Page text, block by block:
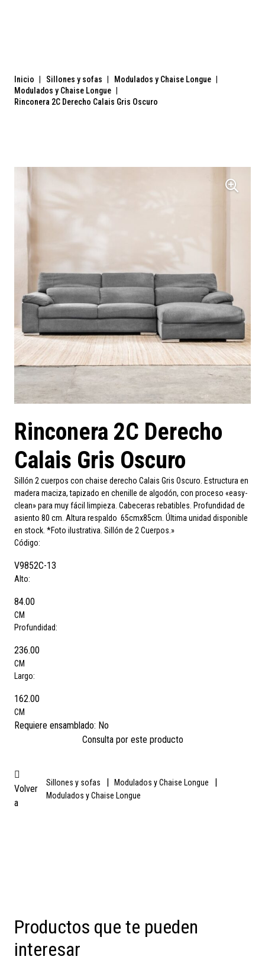
Inicio Sillones y sofas Modulados y Chaise Longue
Modulados y Chaise Longue
Rinconera 2C Derecho Calais Gris Oscuro
Rinconera 2C Derecho
Calais Gris Oscuro
Sillón 2 cuerpos con chaise derecho Calais Gris Oscuro. Estructura en
madera maciza, tapizado en chenille de algodón, con proceso «easy-
clean» para muy fácil limpieza. Cabeceras rebatibles. Profundidad de
asiento 80 cm. Altura respaldo 65cmx85cm. Última unidad disponible
en stock. *Foto ilustrativa. Sillón de 2 Cuerpos.»
Código:
V9852C-13
Alto:
84.00
CM
Profundidad:
236.00
CM
Largo:
162.00
CM
Requiere ensamblado: No
Consulta por este producto
Volver
a
Sillones y sofas Modulados y Chaise Longue
Modulados y Chaise Longue
Productos que te pueden
interesar